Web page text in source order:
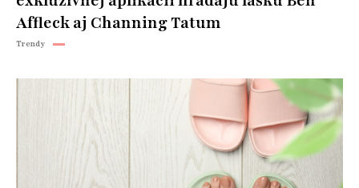
Affleck aj Channing Tatum
Trendy